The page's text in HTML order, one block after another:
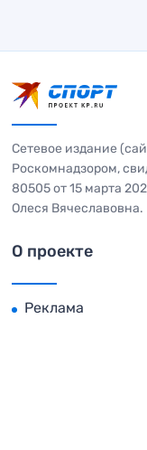
Сетевое издание
Роскомнадзором,
80505 от 15 марта
Олеся Вячеславовна.
О проекте
Реклама